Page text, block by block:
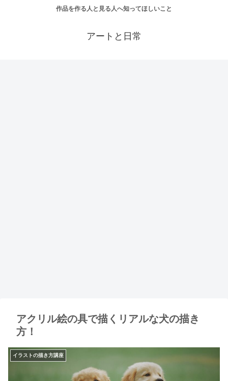
作品を作る人と見る人へ知ってほしいこと
アートと日常
アクリル絵の具で描くリアルな犬の描き
方！
イラストの描き方講座